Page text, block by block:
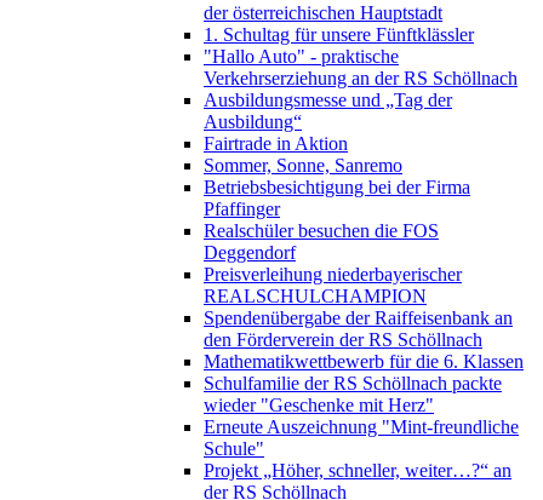
der österreichischen Hauptstadt
1. Schultag für unsere Fünftklässler
"Hallo Auto" - praktische
Verkehrserziehung an der RS Schöllnach
Ausbildungsmesse und „Tag der
Ausbildung“
Fairtrade in Aktion
Sommer, Sonne, Sanremo
Betriebsbesichtigung bei der Firma
Pfaffinger
Realschüler besuchen die FOS
Deggendorf
Preisverleihung niederbayerischer
REALSCHULCHAMPION
Spendenübergabe der Raiffeisenbank an
den Förderverein der RS Schöllnach
Mathematikwettbewerb für die 6. Klassen
Schulfamilie der RS Schöllnach packte
wieder "Geschenke mit Herz"
Erneute Auszeichnung "Mint-freundliche
Schule"
Projekt „Höher, schneller, weiter…?“ an
der RS Schöllnach